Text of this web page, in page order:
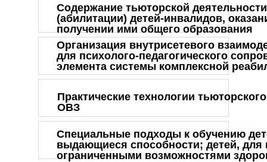
Содержание тьюторской
(абилитации) детей-инвалидов,
получении ими общего образования
Организация внутрисетевого
для психолого-педагогического
элемента системы комплексной
Практические технологии
ОВЗ
Специальные подходы к обучению
выдающиеся способности; детей, для
ограниченными возможностями